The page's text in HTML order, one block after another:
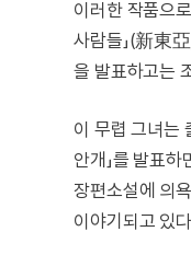
이러한 작품으
사람들」(新東
을 발표하고는
이 무렵 그녀는
안개」를 발표
장편소설에 의
이야기되고 있